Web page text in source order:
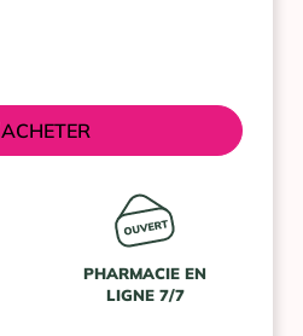
ACHETER
PHARMACIE EN
LIGNE 7/7